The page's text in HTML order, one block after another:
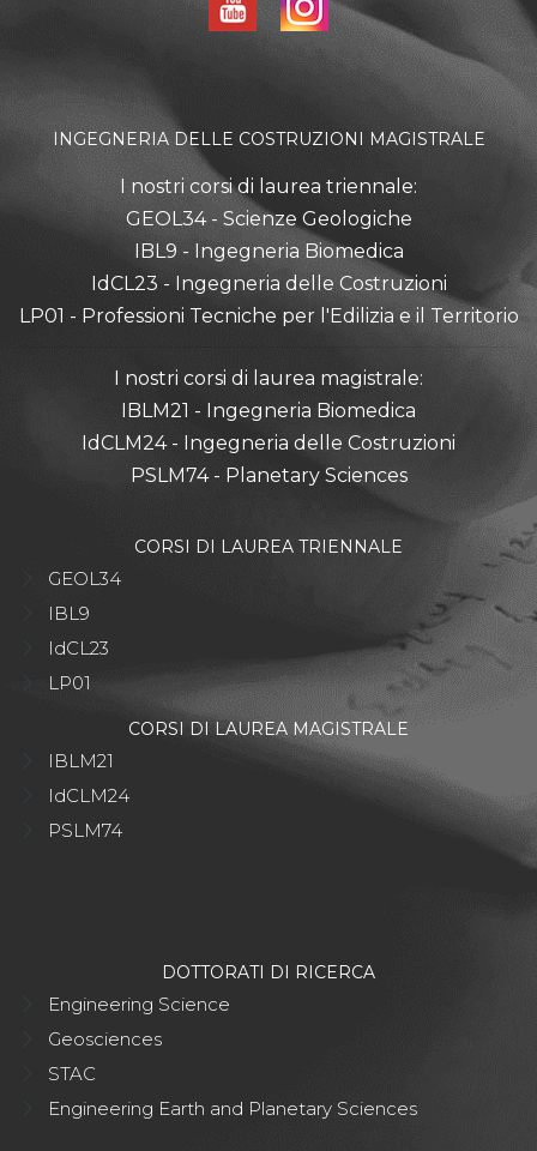
INGEGNERIA DELLE COSTRUZIONI MAGISTRALE
I nostri corsi di laurea triennale:
GEOL34 - Scienze Geologiche
IBL9 - Ingegneria Biomedica
IdCL23 - Ingegneria delle Costruzioni
LP01 - Professioni Tecniche per l'Edilizia e il Territorio
I nostri corsi di laurea magistrale:
IBLM21 - Ingegneria Biomedica
IdCLM24 - Ingegneria delle Costruzioni
PSLM74 - Planetary Sciences
CORSI DI LAUREA TRIENNALE
GEOL34
IBL9
IdCL23
LP01
CORSI DI LAUREA MAGISTRALE
IBLM21
IdCLM24
PSLM74
DOTTORATI DI RICERCA
Engineering Science
Geosciences
STAC
Engineering Earth and Planetary Sciences